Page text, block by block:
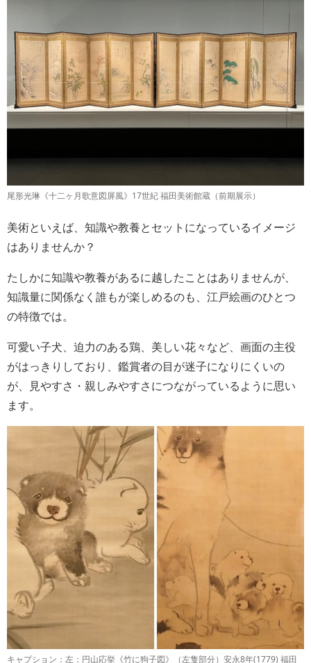
尾形光琳《十二ヶ月歌意図屏風》17世紀 福田美術館蔵（前期展示）
美術といえば、知識や教養とセットになっているイメージ
はありませんか？
たしかに知識や教養があるに越したことはありませんが、
知識量に関係なく誰もが楽しめるのも、江戸絵画のひとつ
の特徴では。
可愛い子犬、迫力のある鶏、美しい花々など、画面の主役
がはっきりしており、鑑賞者の目が迷子になりにくいの
が、見やすさ・親しみやすさにつながっているように思い
ます。
キャプション：左：円山応挙《竹に狗子図》（左隻部分）安永8年(1779) 福田